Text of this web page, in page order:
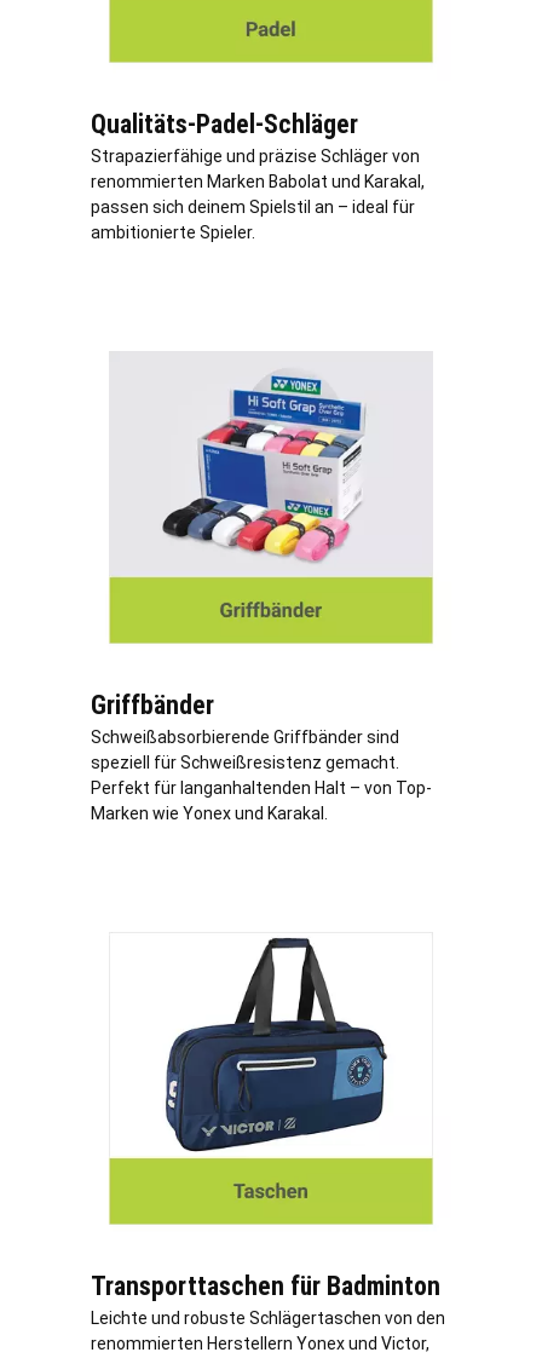
Qualitäts-Padel-Schläger
Strapazierfähige und präzise Schläger von
renommierten Marken Babolat und Karakal,
passen sich deinem Spielstil an – ideal für
ambitionierte Spieler.
Griffbänder
Schweißabsorbierende Griffbänder sind
speziell für Schweißresistenz gemacht.
Perfekt für langanhaltenden Halt – von Top-
Marken wie Yonex und Karakal.
Transporttaschen für Badminton
Leichte und robuste Schlägertaschen von den
renommierten Herstellern Yonex und Victor,